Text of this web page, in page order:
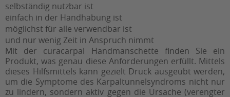
selbständig nutzbar ist
einfach in der Handhabung ist
möglichst für alle verwendbar ist
und nur wenig Zeit in Anspruch nimmt
Mit der curacarpal Handmanschette finden Sie ein
Produkt, was genau diese Anforderungen erfüllt. Mittels
dieses Hilfsmittels kann gezielt Druck ausgeübt werden,
um die Symptome des Karpaltunnelsyndroms nicht nur
zu lindern, sondern aktiv gegen die Ursache (verengter